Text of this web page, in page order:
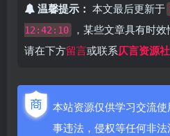
温馨提示： 本文最后更新于
12:42:10
，某些文章具有时
请在下方留言或联系仄言资源社
本站资源仅供学习交流
事违法，侵权等任何非法